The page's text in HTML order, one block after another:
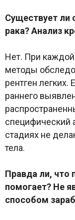
Существует ли
рака? Анализ
Нет. При каждой
методы
рентген
раннего
специфический
стадиях не
тела.
Правда ли, что
помогает? Не
способом